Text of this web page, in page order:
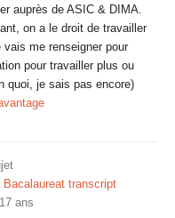
auprès de ASIC & DIMA.
on a le droit de travailler
me renseigner pour
pour travailler plus ou
quoi, je sais pas encore)
transcript
ans